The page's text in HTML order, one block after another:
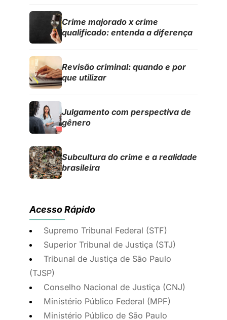
Crime majorado x crime
qualificado: entenda a diferença
Revisão criminal: quando e por
que utilizar
Julgamento com perspectiva de
gênero
Subcultura do crime e a realidade
brasileira
Acesso Rápido
Supremo Tribunal Federal (STF)
Superior Tribunal de Justiça (STJ)
Tribunal de Justiça de São Paulo
(TJSP)
Conselho Nacional de Justiça (CNJ)
Ministério Público Federal (MPF)
Ministério Público de São Paulo